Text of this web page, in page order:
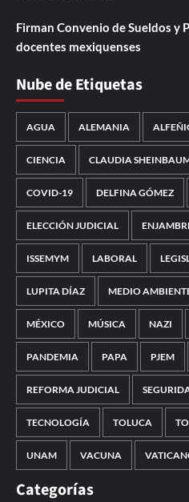
Firman Convenio de Sueldos y
docentes mexiquenses
Nube de Etiquetas
AGUA ALEMANIA
CIENCIA CLAUDIA
COVID-19 DELFINA GÓMEZ
ELECCIÓN JUDICIAL
ISSEMYM LABORAL
LUPITA DÍAZ MEDIO
MÉXICO MÚSICA NAZI
PANDEMIA PAPA PJEM
REFORMA JUDICIAL
TECNOLOGÍA TOLUCA
UNAM VACUNA
Categorías